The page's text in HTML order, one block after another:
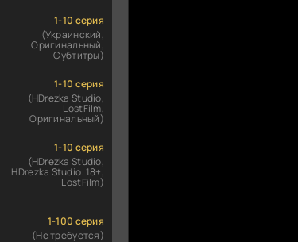
1-10 серия
(Украинский,
Оригинальный,
Субтитры)
1-10 серия
(HDrezka Studio,
LostFilm,
Оригинальный)
1-10 серия
(HDrezka Studio,
HDrezka Studio. 18+,
LostFilm)
1-100 серия
(Не требуется)